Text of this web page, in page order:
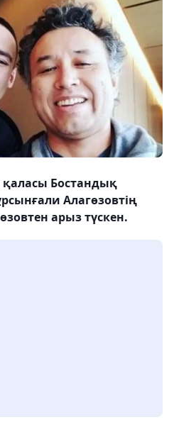
Бостандық
Алагөзовтің
арыз түскен.